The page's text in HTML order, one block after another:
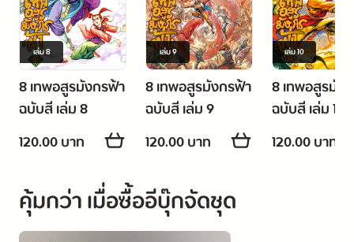
เล่ม8
8 เทพอสูรมังกรฟ้า
ฉบับสี เล่ม 8
120.00 บาท
เล่ม9
8 เทพอสูรมังกรฟ้า
ฉบับสี เล่ม 9
120.00 บาท
เล่ม10
8 เทพอสูรมัง
ฉบับสี เล่ม 10
120.00 บาท
คุ้มกว่า เมื่อซื้ออีบุ๊กจัดชุด